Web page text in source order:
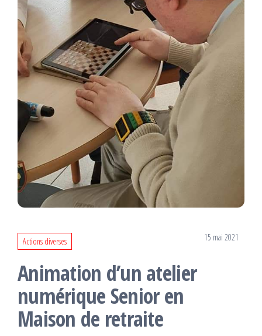
Actions diverses 15 mai 2021
Animation d’un atelier
numérique Senior en
Maison de retraite